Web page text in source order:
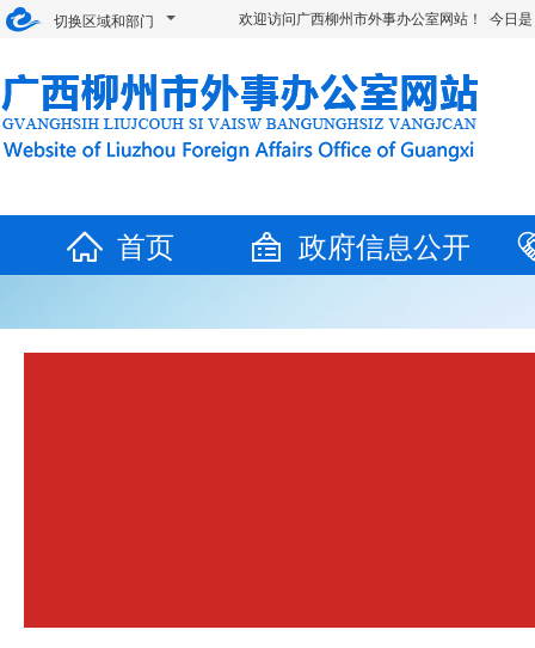
切换区域和部门 欢迎访问广西柳州市外事办公室网站！ 今日
首页 政府信息公开